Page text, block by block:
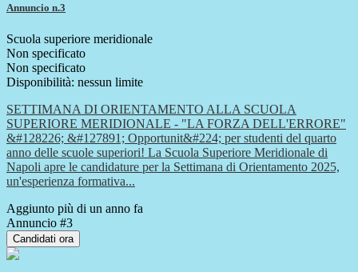
Annuncio n.3
Scuola superiore meridionale
Non specificato
Non specificato
Disponibilità: nessun limite
SETTIMANA DI ORIENTAMENTO ALLA SCUOLA
SUPERIORE MERIDIONALE - "LA FORZA DELL'ERRORE"
&#128226; &#127891; Opportunit&#224; per studenti del quarto
anno delle scuole superiori! La Scuola Superiore Meridionale di
Napoli apre le candidature per la Settimana di Orientamento 2025,
un'esperienza formativa...
Aggiunto più di un anno fa
Annuncio #3
Candidati ora